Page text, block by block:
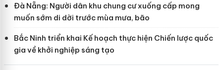
Đà Nẵng: Người dân khu chung cư xuống cấp mong
muốn sớm di dời trước mùa mưa, bão
Bắc Ninh triển khai Kế hoạch thực hiện Chiến lược quốc
gia về khởi nghiệp sáng tạo